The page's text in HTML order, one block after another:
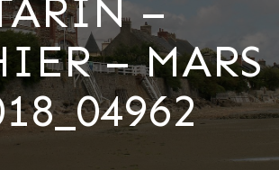
–
– MARS